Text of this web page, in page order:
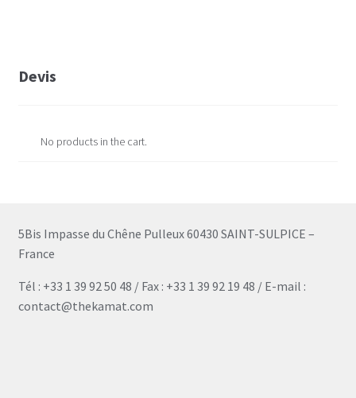
Devis
No products in the cart.
5Bis Impasse du Chêne Pulleux 60430 SAINT-SULPICE –
France
Tél : +33 1 39 92 50 48 / Fax : +33 1 39 92 19 48 / E-mail :
contact@thekamat.com